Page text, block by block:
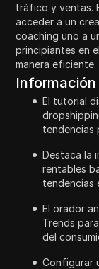
tráfico y ventas.
acceder a un
coaching uno a
principiantes en
manera eficiente.
El tutorial
tendencias
Destaca la
rentables
tendencias
El orador
Trends
del
Configurar